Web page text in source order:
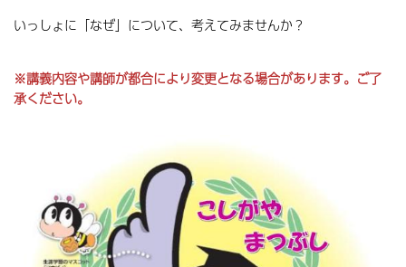
いっしょに「なぜ」について、考えてみませんか？
※講義内容や講師が都合により変更となる場合があります。ご了
承ください。